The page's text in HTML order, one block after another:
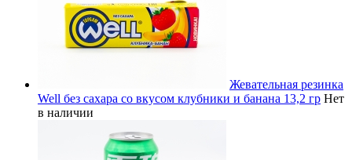
Жевательная резинка
Well без сахара со вкусом клубники и банана 13,2 гр Нет
в наличии